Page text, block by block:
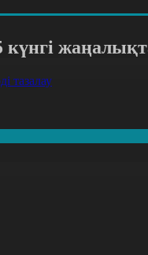
күнгі
тазалау